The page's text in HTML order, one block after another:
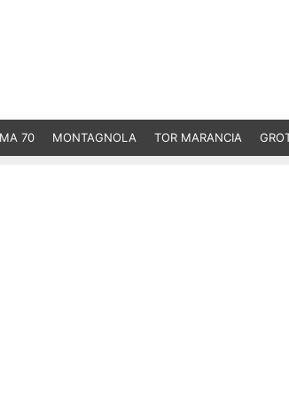
70 MONTAGNOLA TOR MARANCIA